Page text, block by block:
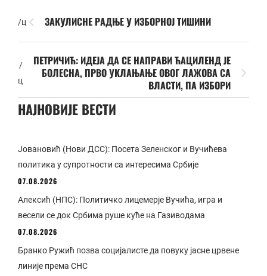
/ц ЗАКУЛИСНЕ РАДЊЕ У ИЗБОРНОЈ ТИШИНИ
/
ц
ПЕТРИЧИЋ: ИДЕЈА ДА СЕ НАПРАВИ ЋАЦИЛЕНД ЈЕ
БОЛЕСНА, ПРВО УКЛАЊАЊЕ ОВОГ ЛАЖОВА СА
ВЛАСТИ, ПА ИЗБОРИ
НАЈНОВИЈЕ ВЕСТИ
Јовановић (Нови ДСС): Посета Зеленског и Вучићева
политика у супротности са интересима Србије
07.08.2026
Алексић (НПС): Политичко лицемерје Вучића, игра и
весели се док Србима руше куће на Газиводама
07.08.2026
Бранко Ружић позва социјалисте да повуку јасне црвене
линије према СНС